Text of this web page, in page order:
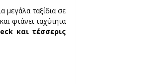
μεγάλα ταξίδια σε
και φτάνει ταχύτητα
και τέσσερις